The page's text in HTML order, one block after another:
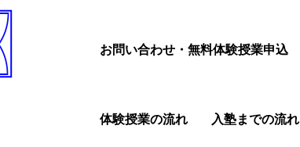
お問い合わせ・無料体験授業申込
体験授業の流れ 入塾までの流れ